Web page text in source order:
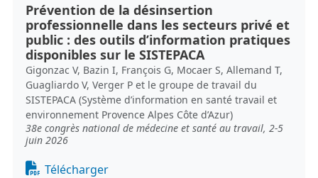
Prévention de la désinsertion
professionnelle dans les secteurs privé et
public : des outils d’information pratiques
disponibles sur le SISTEPACA
Gigonzac V, Bazin I, François G, Mocaer S, Allemand T,
Guagliardo V, Verger P et le groupe de travail du
SISTEPACA (Système d’information en santé travail et
environnement Provence Alpes Côte d’Azur)
38e congrès national de médecine et santé au travail, 2-5
juin 2026
Document
Télécharger